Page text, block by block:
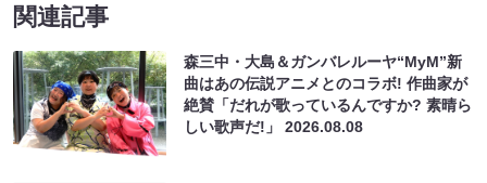
関連記事
森三中・大島＆ガンバレルーヤ“MyM”新
曲はあの伝説アニメとのコラボ! 作曲家が
絶賛「だれが歌っているんですか? 素晴ら
しい歌声だ!」2026.08.08